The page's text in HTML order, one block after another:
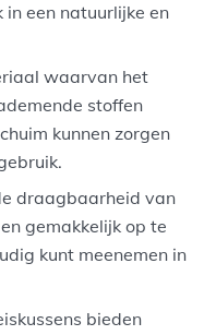
in een natuurlijke en
waarvan het
stoffen
kunnen zorgen
draagbaarheid van
gemakkelijk op te
kunt meenemen in
bieden